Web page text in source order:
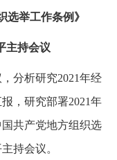
选举工作条例》
主持会议
分析研究2021年经
，研究部署2021年
共产党地方组织选
持会议。